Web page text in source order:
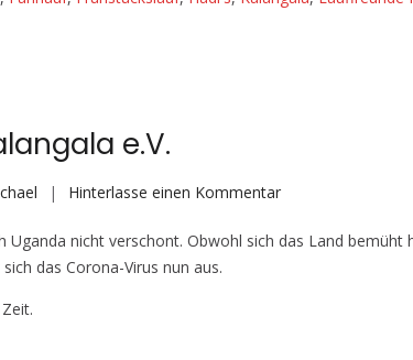
e.V.
Hinterlasse einen Kommentarauf
Hilfe-
nicht verschont. Obwohl sich das Land bemüht
das Corona-Virus nun aus.